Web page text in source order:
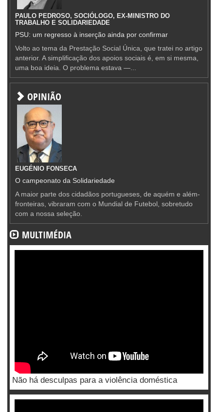
PAULO PEDROSO, SOCIÓLOGO, EX-MINISTRO DO
TRABALHO E SOLIDARIEDADE
PSU: um regresso à inserção ainda por confirmar
Volto ao tema da Prestação Social Única, que tratei no artigo
anterior. A simplificação dos apoios sociais é, em si mesma,
uma boa ideia. O problema estava —...
OPINIÃO
EUGÉNIO FONSECA
O campeonato da Solidariedade
A maior parte dos cidadãos portugueses, de aquém e além-
fronteiras, vibraram com o Mundial de Futebol, sobretudo
com a nossa seleção.
MULTIMÉDIA
Não há desculpas para a violência doméstica